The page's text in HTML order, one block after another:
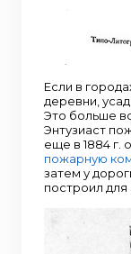
Если в
деревни,
Это больше
Энтузиаст
еще в 1884 г.
пожарную
затем у
построил для